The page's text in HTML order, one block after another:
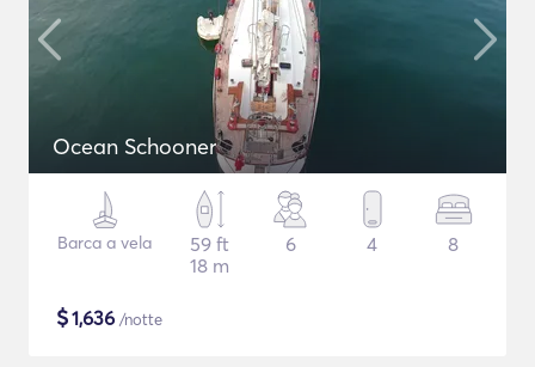
Ocean Schooner
Barca a vela
59 ft
18 m
6 4 8
$1,636 /notte